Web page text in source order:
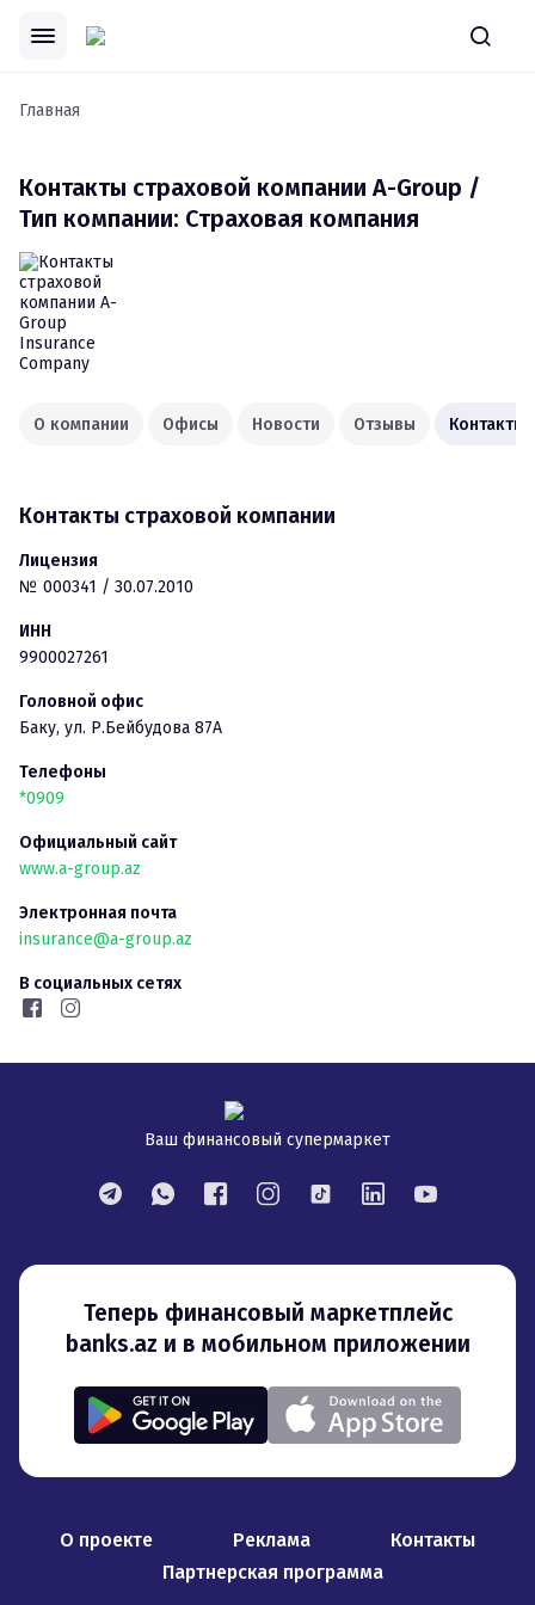
Главная
Контакты страховой компании A-Group /
Тип компании: Страховая компания
О компании Офисы Новости Отзывы Контакты
Контакты страховой компании
Лицензия
№ 000341 / 30.07.2010
ИНН
9900027261
Головной офис
Баку, ул. Р.Бейбудова 87А
Телефоны
*0909
Официальный сайт
www.a-group.az
Электронная почта
insurance@a-group.az
В социальных сетях
Ваш финансовый супермаркет
Теперь финансовый маркетплейс
banks.az и в мобильном приложении
О проекте Реклама
Контакты
Партнерская программа